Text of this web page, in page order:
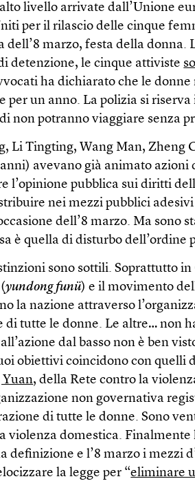
livello arrivate dall’Unione
per il rilascio delle cinque
dell’8 marzo, festa della donna.
detenzione, le cinque attiviste
ha dichiarato che le
per un anno. La polizia si
non potranno viaggiare senza
Li Tingting, Wang Man, Zheng
anni) avevano già animato azioni
l’opinione pubblica sui diritti
nei mezzi pubblici
dell’8 marzo. Ma sono
è quella di disturbo dell’ordine
sono sottili. Soprattutto
yundong funü) e il movimento
la nazione attraverso
di tutte le donne. Le altre… non
dal basso non è ben
obiettivi coincidono con quelli
Yuan, della Rete contro la
non governativa
di tutte le donne. Sono
violenza domestica. Finalmente
definizione e l’8 marzo i mezzi
la legge per “eliminare